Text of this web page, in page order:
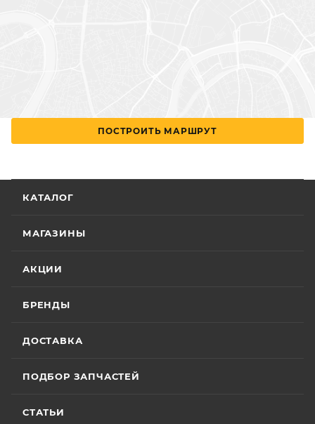
ПОСТРОИТЬ МАРШРУТ
КАТАЛОГ
МАГАЗИНЫ
АКЦИИ
БРЕНДЫ
ДОСТАВКА
ПОДБОР ЗАПЧАСТЕЙ
СТАТЬИ